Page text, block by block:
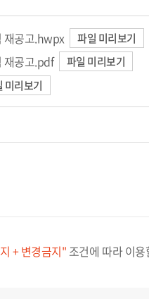
재공고.hwpx 파일 미리보기
재공고.pdf 파일 미리보기
미리보기
+ 변경금지" 조건에 따라 이